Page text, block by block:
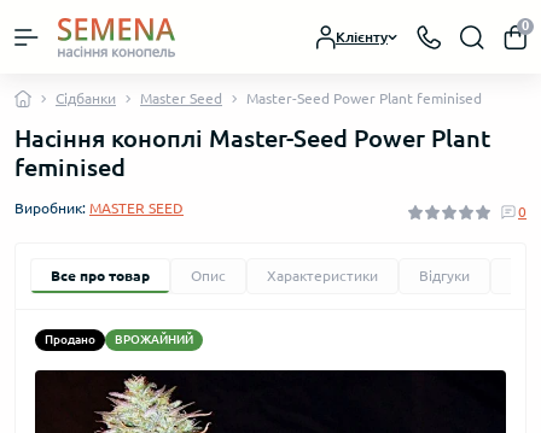
Клієнту
0
Сідбанки Master Seed Master-Seed Power Plant feminised
Насіння коноплі Master-Seed Power Plant
feminised
Виробник: MASTER SEED 0
Все про товар Опис Характеристики Відгуки
Продано ВРОЖАЙНИЙ